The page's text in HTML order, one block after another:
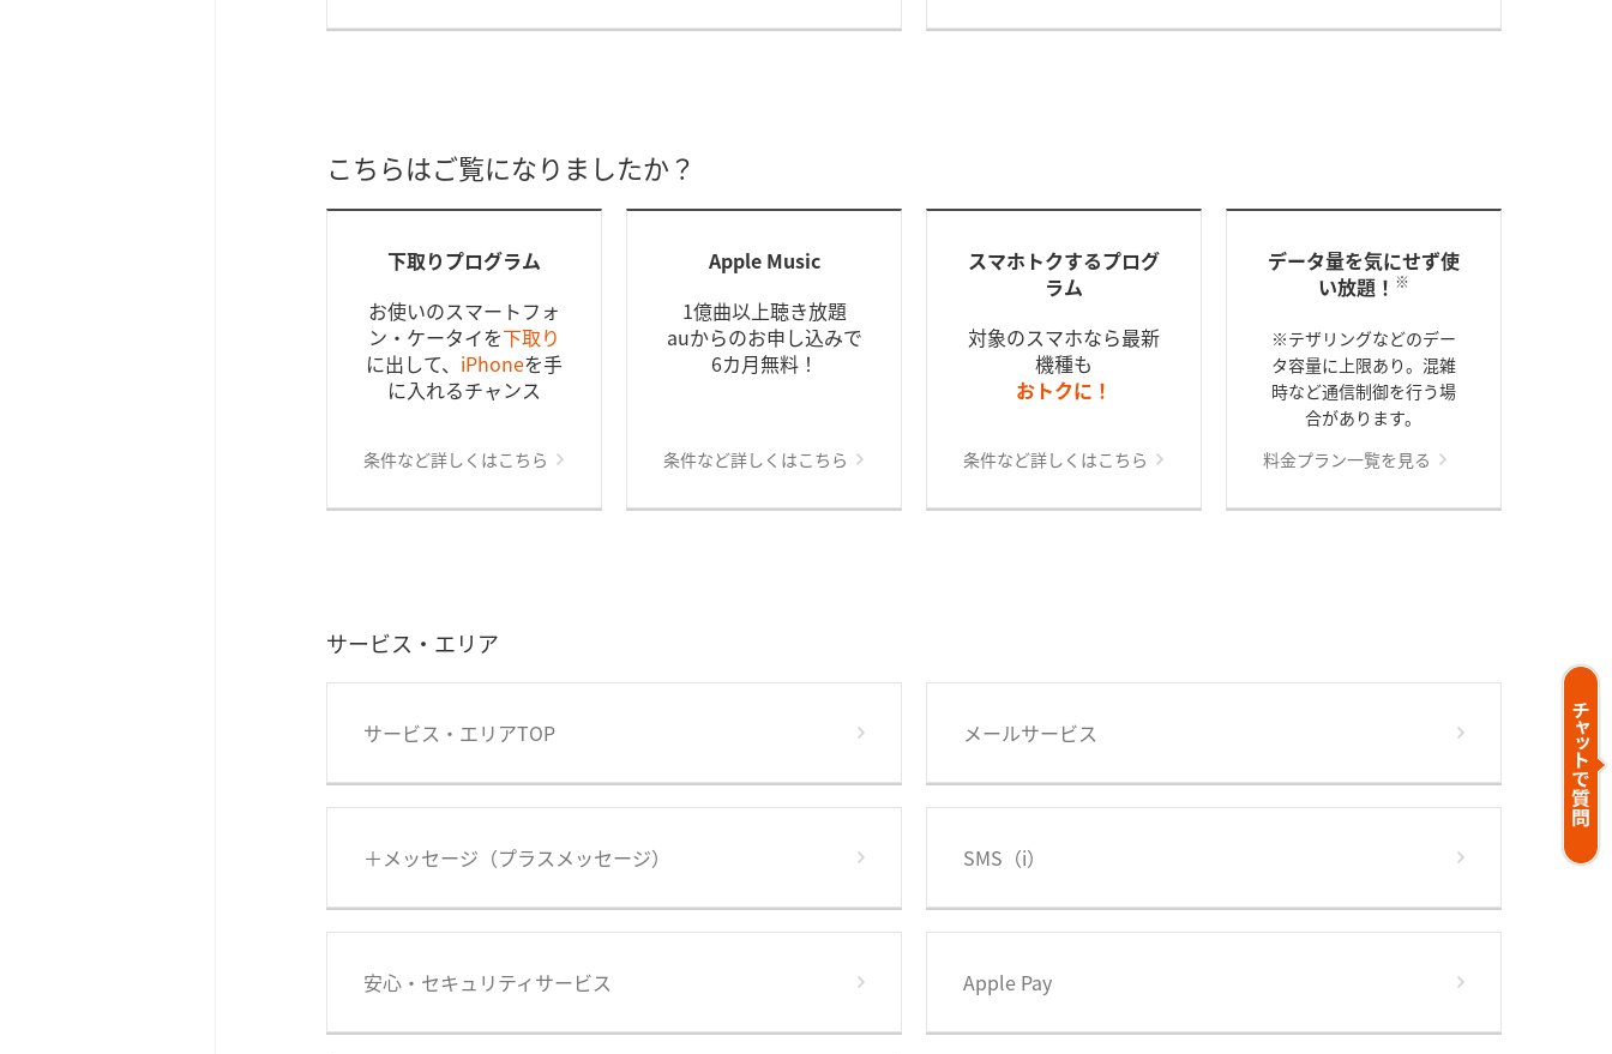
こちらはご覧になりましたか？
下取りプログラム
お使いのスマートフォ
ン・ケータイを下取り
に出して、 iPhoneを手
に入れるチャンス
条件など詳しくはこちら
Apple Music
1億曲以上聴き放題
auからのお申し込みで
6カ月無料！
条件など詳しくはこちら
スマホトクするプログ
ラム
対象のスマホなら最新
機種も
おトクに！
条件など詳しくはこちら
データ量を気にせず使
い放題！ ※
※テザリングなどのデー
タ容量に上限あり。混雑
時など通信制御を行う場
合があります。
料金プラン一覧を見る
サービス・エリア
サービス・エリアTOP メールサービス
＋メッセージ（プラスメッセージ） SMS（i）
安心・セキュリティサービス Apple Pay